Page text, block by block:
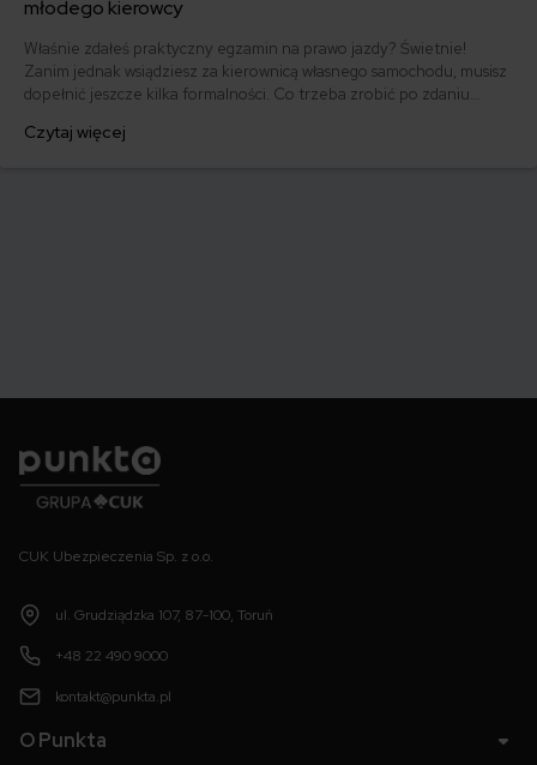
młodego kierowcy
Właśnie zdałeś praktyczny egzamin na prawo jazdy? Świetnie!
Zanim jednak wsiądziesz za kierownicą własnego samochodu, musisz
dopełnić jeszcze kilka formalności. Co trzeba zrobić po zdaniu
którym szybko załatwisz sprawy urzędowe i będziesz mógł prowadzić
Czytaj więcej
CUK Ubezpieczenia Sp. z o.o.
ul. Grudziądzka 107, 87-100, Toruń
+48 22 490 9000
kontakt@punkta.pl
O Punkta